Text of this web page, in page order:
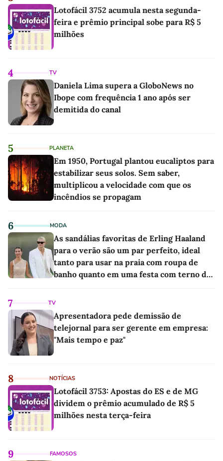
Lotofácil 3752 acumula nesta segunda-
feira e prêmio principal sobe para R$ 5
milhões
4 TV
Daniela Lima supera a GloboNews no
Ibope com frequência 1 ano após ser
demitida do canal
5 PLANETA
Em 1950, Portugal plantou eucaliptos para
estabilizar seus solos. Sem saber,
multiplicou a velocidade com que os
incêndios se propagam
6 MODA
As sandálias favoritas de Erling Haaland
para o verão são um par perfeito, ideal
tanto para usar na praia com roupa de
banho quanto em uma festa com terno de
7 TV
Apresentadora pede demissão de
telejornal para ser gerente em empresa:
"Mais tempo e paz"
8 NOTÍCIAS
Lotofácil 3753: Apostas do ES e de MG
dividem o prêmio acumulado de R$ 5
milhões nesta terça-feira
9 FAMOSOS